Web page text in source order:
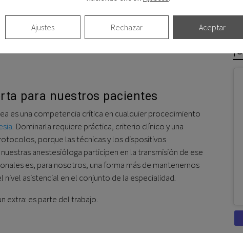
y debriefing simultáneo con
interactivos y talleres en simuladores de alta
no solo actualice conocimientos teóricos,
bajo condiciones que simulan la presión real del
para nuestros pacientes
es una competencia crítica en cualquier procedimiento
. Dominarla requiere práctica, criterio clínico y una
porque las técnicas y los dispositivos
anestesióloga participen en la transmisión de ese
es, para nosotros, una forma más de mantenernos
nivel asistencial en el conjunto de la especialidad.
extra: es parte del trabajo.
Aceptar
Rechazar
Ajustes